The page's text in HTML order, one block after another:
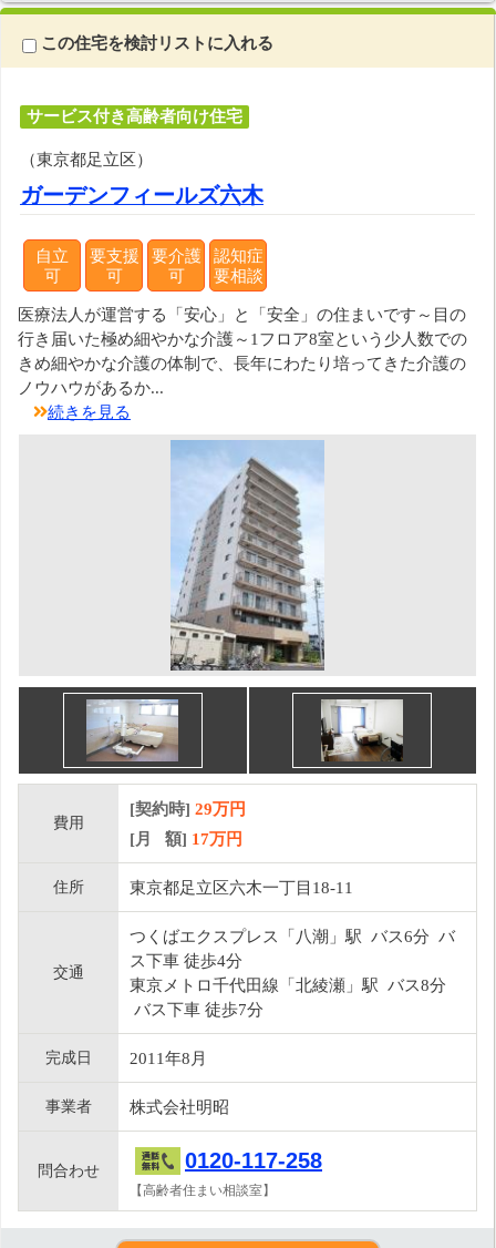
この住宅を検討リストに入れる
サービス付き高齢者向け住宅
（東京都足立区）
ガーデンフィールズ六木
自立
可
要支援
可
要介護
可
認知症
要相談
医療法人が運営する「安心」と「安全」の住まいです～目の
行き届いた極め細やかな介護～1フロア8室という少人数での
きめ細やかな介護の体制で、長年にわたり培ってきた介護の
ノウハウがあるか...
続きを見る
費用
[契約時] 29万円
[月 額] 17万円
住所 東京都足立区六木一丁目18-11
交通
つくばエクスプレス「八潮」駅 バス6分 バ
ス下車 徒歩4分
東京メトロ千代田線「北綾瀬」駅 バス8分
バス下車 徒歩7分
完成日 2011年8月
事業者 株式会社明昭
問合わせ 0120-117-258
【高齢者住まい相談室】